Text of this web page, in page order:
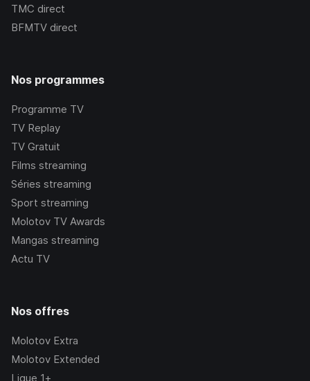
TMC direct
BFMTV direct
Nos programmes
Programme TV
TV Replay
TV Gratuit
Films streaming
Séries streaming
Sport streaming
Molotov TV Awards
Mangas streaming
Actu TV
Nos offres
Molotov Extra
Molotov Extended
Ligue 1+